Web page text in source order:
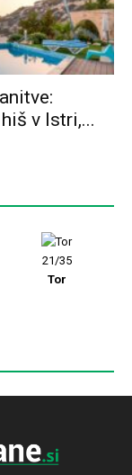
v Istri,...
21/35
Tor